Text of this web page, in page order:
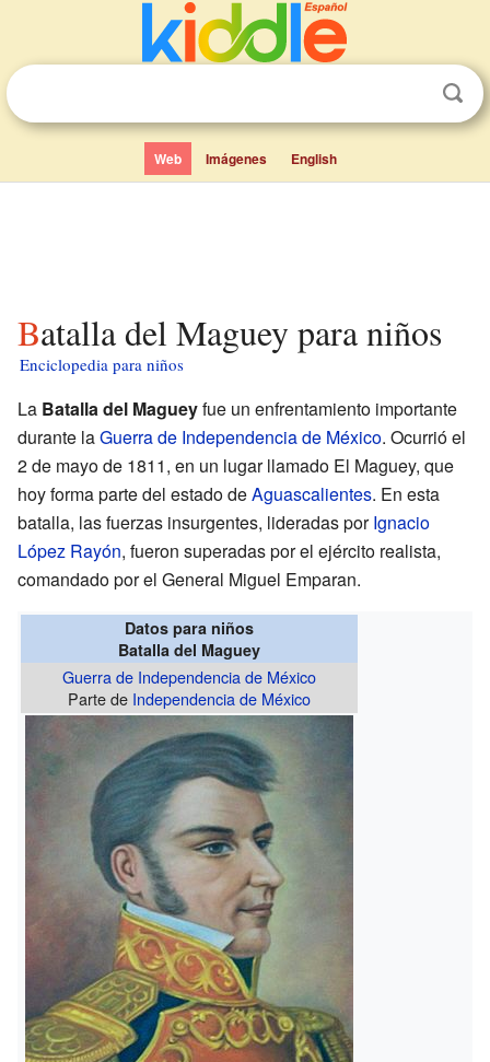
Web Imágenes English
Batalla del Maguey para niños
Enciclopedia para niños
La Batalla del Magueyfue un enfrentamiento importante
durante laGuerra de Independencia de México. Ocurrió el
2 de mayo de 1811, en un lugar llamado El Maguey, que
hoy forma parte del estado deAguascalientes. En esta
batalla, las fuerzas insurgentes, lideradas porIgnacio
López Rayón, fueron superadas por el ejército realista,
comandado por el General Miguel Emparan.
Datos para niños
Batalla del Maguey
Guerra de Independencia de México
Parte de Independencia de México